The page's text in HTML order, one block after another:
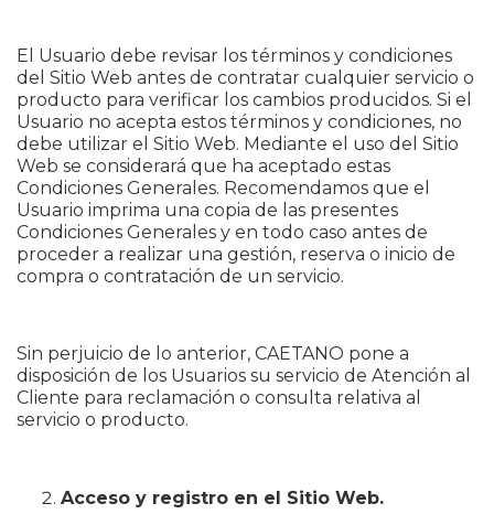
El Usuario debe revisar los términos y condiciones
del Sitio Web antes de contratar cualquier servicio o
producto para verificar los cambios producidos. Si el
Usuario no acepta estos términos y condiciones, no
debe utilizar el Sitio Web. Mediante el uso del Sitio
Web se considerará que ha aceptado estas
Condiciones Generales. Recomendamos que el
Usuario imprima una copia de las presentes
Condiciones Generales y en todo caso antes de
proceder a realizar una gestión, reserva o inicio de
compra o contratación de un servicio.
Sin perjuicio de lo anterior, CAETANO pone a
disposición de los Usuarios su servicio de Atención al
Cliente para reclamación o consulta relativa al
servicio o producto.
Acceso y registro en el Sitio Web.